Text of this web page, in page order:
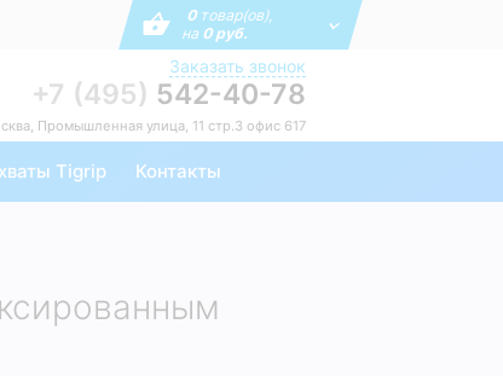
0товар(ов),
на0 руб.
Заказать звонок
+7 (495) 542-40-78
Промышленная улица, 11 стр.3 офис 617
Tigrip Контакты